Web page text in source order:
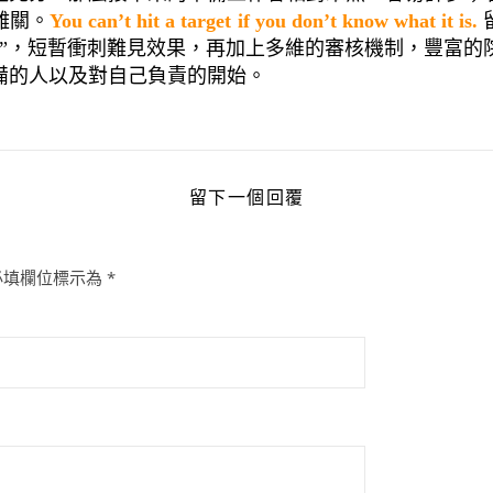
關。You can’t hit a target if you don’t know what it is.
短暫衝刺難見效果，再加上多維的審核機制，豐富
人以及對自己負責的開始。
留下一個回覆
欄位標示為 *